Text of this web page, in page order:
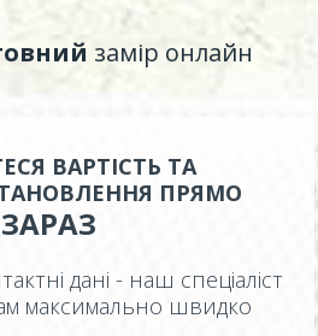
замір онлайн
ВАРТІСТЬ ТА
ПРЯМО
ЗАРАЗ
дані - наш спеціаліст
максимально швидко